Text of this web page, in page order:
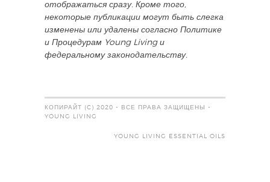
отображаться сразу. Кроме того,
некоторые публикации могут быть слегка
изменены или удалены согласно Политике
и Процедурам Young Living и
федеральному законодательству.
КОПИРАЙТ (C) 2020 - ВСЕ ПРАВА ЗАЩИЩЕНЫ -
YOUNG LIVING
YOUNG LIVING ESSENTIAL OILS